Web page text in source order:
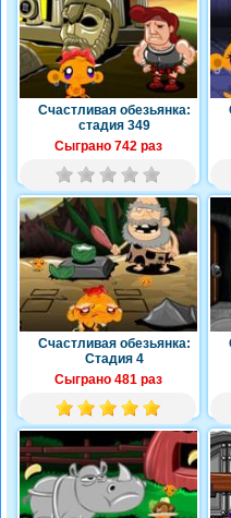
Счастливая обезьянка:
стадия 349
Сыграно 742 раз
Счастливая обезьянка:
Стадия 4
Сыграно 481 раз